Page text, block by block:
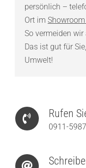
persönlich –
Ort im
So vermeiden
Das ist gut für
Umwelt!
Rufen
0911-